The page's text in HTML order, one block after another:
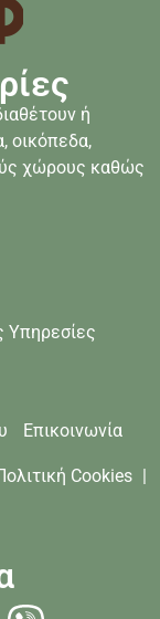
ή
οικόπεδα,
χώρους καθώς
Υπηρεσίες
Επικοινωνία
Cookies |